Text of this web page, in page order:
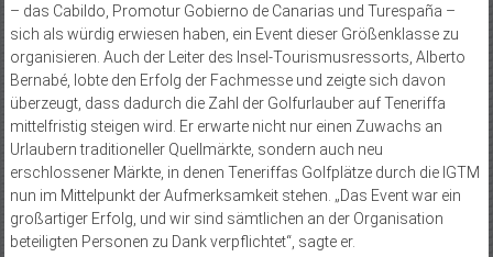
– das Cabildo, Promotur Gobierno de Canarias und Turespaña –
sich als würdig erwiesen haben, ein Event dieser Größenklasse zu
organisieren. Auch der Leiter des Insel-Tourismusressorts, Alberto
Bernabé, lobte den Erfolg der Fachmesse und zeigte sich davon
überzeugt, dass dadurch die Zahl der Golfurlauber auf Teneriffa
mittelfristig steigen wird. Er erwarte nicht nur einen Zuwachs an
Urlaubern traditioneller Quellmärkte, sondern auch neu
erschlossener Märkte, in denen Teneriffas Golfplätze durch die IGTM
nun im Mittelpunkt der Aufmerksamkeit stehen. „Das Event war ein
großartiger Erfolg, und wir sind sämtlichen an der Organisation
beteiligten Personen zu Dank verpflichtet“, sagte er.